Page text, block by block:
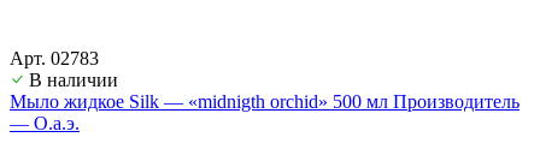
Арт. 02783
В наличии
Мыло жидкое Silk — «midnigth orchid» 500 мл Производитель
— О.а.э.